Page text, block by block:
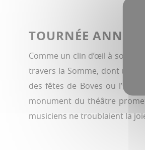
TOURNÉE
Comme un clin d’œil à son
travers la Somme, dont une
des fêtes de Boves ou
monument du théâtre
musiciens ne troublaient la